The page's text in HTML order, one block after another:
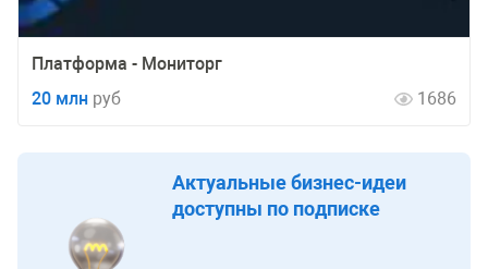
Платформа - Мониторг
20 млн руб 1686
Актуальные бизнес-идеи
доступны по подписке